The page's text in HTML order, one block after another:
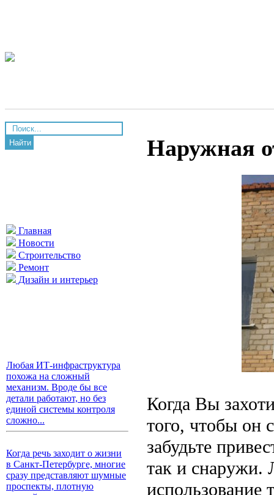
Найти
Главная
Новости
Строительство
Ремонт
Дизайн и интерьер
Любая ИТ-инфраструктура
похожа на сложный
механизм. Вроде бы все
детали работают, но без
единой системы контроля
сложно...
Когда речь заходит о жизни
в Санкт-Петербурге, многие
сразу представляют шумные
проспекты, плотную
Наружная
Когда Вы
того, чтобы он
забудьте
так и снаружи.
использование